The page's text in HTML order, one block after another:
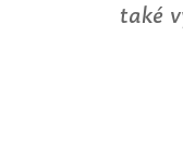
také